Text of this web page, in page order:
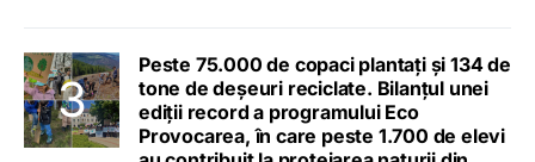
Peste 75.000 de copaci plantați și 134 de
tone de deșeuri reciclate. Bilanțul unei
ediții record a programului Eco
Provocarea, în care peste 1.700 de elevi